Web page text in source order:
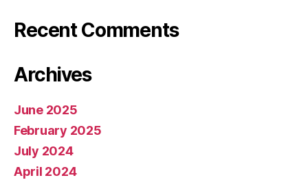
Recent Comments
Archives
June 2025
February 2025
July 2024
April 2024